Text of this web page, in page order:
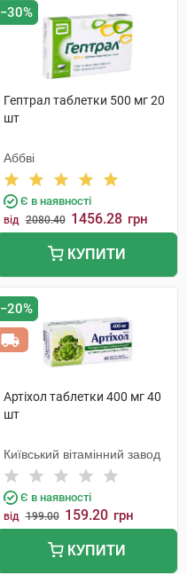
−30%
Гептрал таблетки 500 мг 20
шт
Аббві
Є в наявності
від 2080.40 1456.28 грн
КУПИТИ
−20%
Артіхол таблетки 400 мг 40
шт
Київський вітамінний завод
Є в наявності
від 199.00 159.20 грн
КУПИТИ